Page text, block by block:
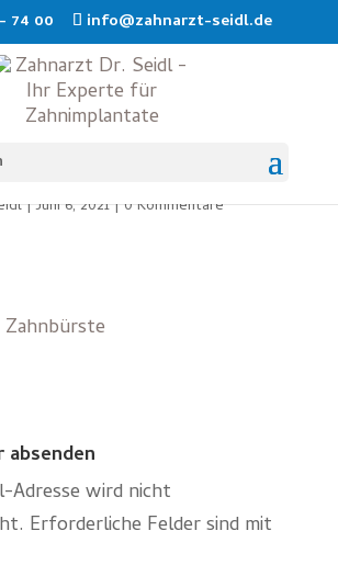
74 00 info@zahnarzt-seidl.de
|Juni 6, 2021|0 Kommentare
Adresse wird nicht
Erforderliche Felder sind mit